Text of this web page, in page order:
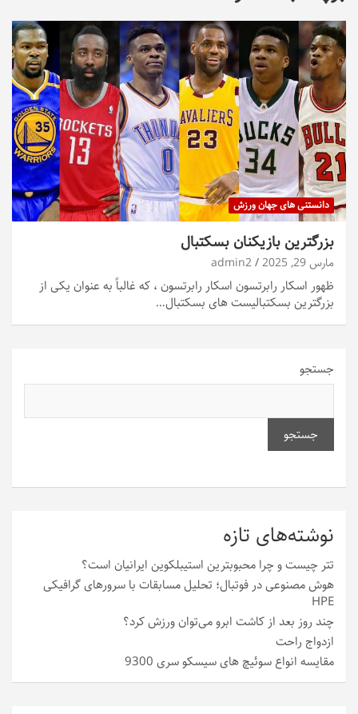
دانستنی های جهان ورزش
بزرگترین بازیکنان بسکتبال
مارس 29, 2025 admin2
ظهور اسکار رابرتسون اسکار رابرتسون ، که غالباً به عنوان یکی از
بزرگترین بسکتبالیست های بسکتبال…
جستجو
جستجو
نوشته‌های تازه
تتر چیست و چرا محبوبترین استیبلکوین ایرانیان است؟
هوش مصنوعی در فوتبال؛ تحلیل مسابقات با سرورهای گرافیکی
HPE
چند روز بعد از کاشت ابرو می‌توان ورزش کرد؟
ازدواج راحت
مقایسه انواع سوئیچ های سیسکو سری 9300